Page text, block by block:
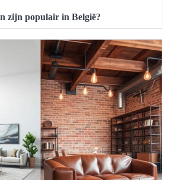
zijn populair in België?